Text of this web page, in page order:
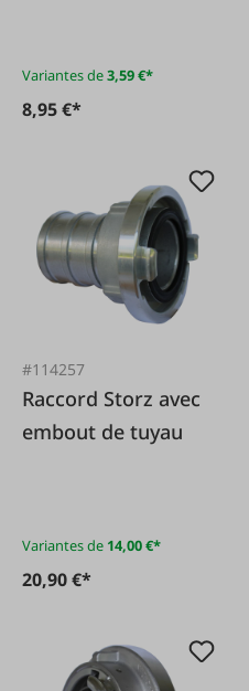
Variantes de3,59 €*
8,95 €*
#114257
Raccord Storz avec
embout de tuyau
Variantes de 14,00 €*
20,90 €*